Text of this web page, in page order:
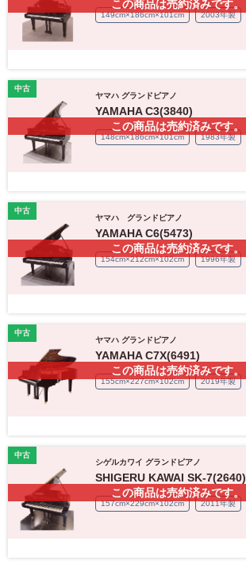
この商品は売約済みです。
149cm×186cm×101cm 2003年製
この商品は売約済みです。
中古
ヤマハ グランドピアノ
YAMAHA C3(3840)
148cm×186cm×101cm 1983年製
この商品は売約済みです。
中古
ヤマハ グランドピアノ
YAMAHA C6(5473)
154cm×212cm×102cm 1996年製
この商品は売約済みです。
中古
ヤマハ グランドピアノ
YAMAHA C7X(6491)
155cm×227cm×102cm 2019年製
この商品は売約済みです。
中古
シゲルカワイ グランドピアノ
SHIGERU KAWAI SK-7(2640)
157cm×229cm×102cm 2011年製